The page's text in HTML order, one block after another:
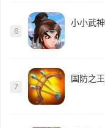
6
小小武
7
国防之